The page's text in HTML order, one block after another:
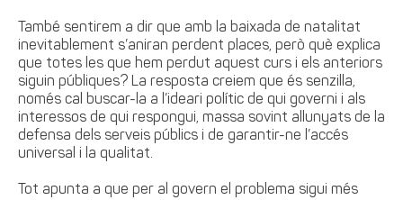
També sentirem a dir que amb la baixada de natalitat
inevitablement s’aniran perdent places, però què explica
que totes les que hem perdut aquest curs i els anteriors
siguin públiques? La resposta creiem que és senzilla,
només cal buscar-la a l’ideari polític de qui governi i als
interessos de qui respongui, massa sovint allunyats de la
defensa dels serveis públics i de garantir-ne l’accés
universal i la qualitat.
Tot apunta a que per al govern el problema sigui més